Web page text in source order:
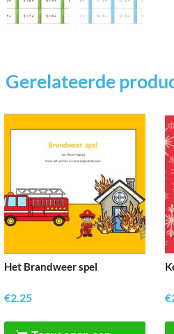
Gerelateerde
Het Brandweer spel
€2.25 €